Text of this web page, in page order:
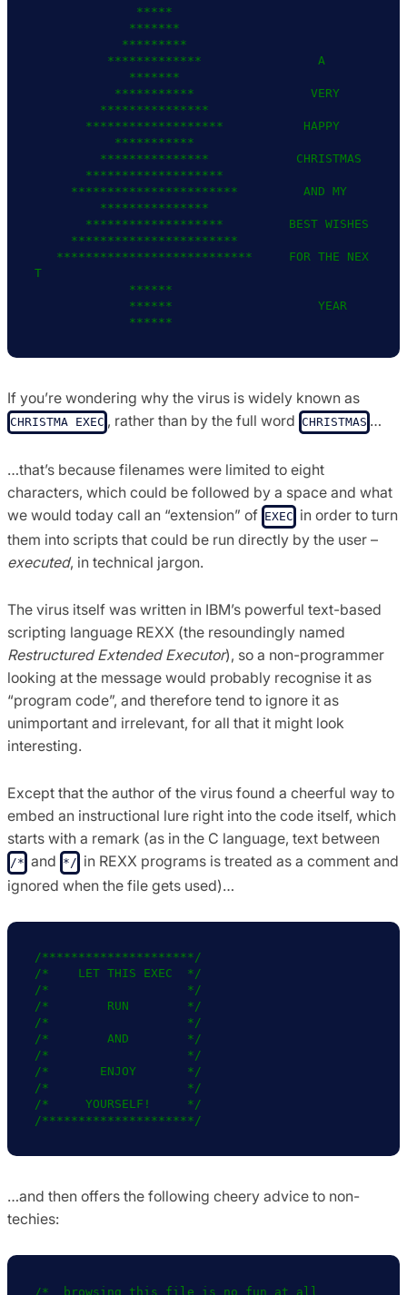
T
If you’re wondering why the virus is widely known as
CHRISTMA EXEC , rather than by the full word CHRISTMAS …
…that’s because filenames were limited to eight
characters, which could be followed by a space and what
we would today call an “extension” of EXEC in order to turn
them into scripts that could be run directly by the user –
executed, in technical jargon.
The virus itself was written in IBM’s powerful text-based
scripting language REXX (the resoundingly named
Restructured Extended Executor), so a non-programmer
looking at the message would probably recognise it as
“program code”, and therefore tend to ignore it as
unimportant and irrelevant, for all that it might look
interesting.
Except that the author of the virus found a cheerful way to
embed an instructional lure right into the code itself, which
starts with a remark (as in the C language, text between
/* and */ in REXX programs is treated as a comment and
ignored when the file gets used)…
/*********************/
/*    LET THIS EXEC  */
/*                   */
/*        RUN        */
/*                   */
/*        AND        */
/*                   */
/*       ENJOY       */
/*                   */
/*     YOURSELF!     */
…and then offers the following cheery advice to non-
techies:
/*  browsing this file is no fun at all